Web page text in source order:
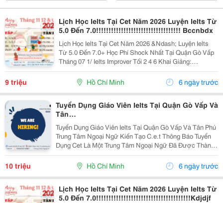
Lịch Học Ielts Tại Cet Năm 2026 Luyện Ielts Từ
5.0 Đến 7.0!!!!!!!!!!!!!!!!!!!!!!!!!!!!!!!!!! Bccnbdx
Lịch Học Ielts Tại Cet Năm 2026 &Ndash; Luyện Ielts
Từ 5.0 Đến 7.0+ Học Phí Shock Nhất Tại Quận Gò Vấp
Tháng 07 1/ Ielts Improver Tối 2 4 6 Khai Giảng:
13/07/2026 Khung Giờ: 18:00 Đến 21:00 Học Phí Ưu Đãi
5% Khi Đăng Ký 2/ Ielts...
9 triệu Hồ Chí Minh 6 ngày trước
Tuyển Dụng Giáo Viên Ielts Tại Quận Gò Vấp Và
Tân
Phú!!!!!!!!!!!!!!!!!!!!!!!!!!!!!!!!!!!!!!!!!!!!!!!!!!!!!!Mbjj
Tuyển Dụng Giáo Viên Ielts Tại Quận Gò Vấp Và Tân Phú
Trung Tâm Ngoại Ngữ Kiến Tạo C.e.t Thông Báo Tuyển
Dụng Cet Là Một Trung Tâm Ngoại Ngữ Đã Được Thành
Lập 16 Năm Chuyên Về Chương Trình Anh Văn Học
Thuật Ielts &Ndash; Toefl Ibt. Trung Tâm...
10 triệu Hồ Chí Minh 6 ngày trước
Lịch Học Ielts Tại Cet Năm 2026 Luyện Ielts Từ
5.0 Đến 7.0!!!!!!!!!!!!!!!!!!!!!!!!!!!!!!!!!!!!!!Kdjdjf